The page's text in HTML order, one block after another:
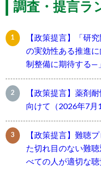
調査・提言ラ
【政策提言】「研
の実効性ある推進
制整備に期待する―
【政策提言】薬剤
向けて（2026年7月
【政策提言】難聴
た切れ目のない難
べての人が適切な